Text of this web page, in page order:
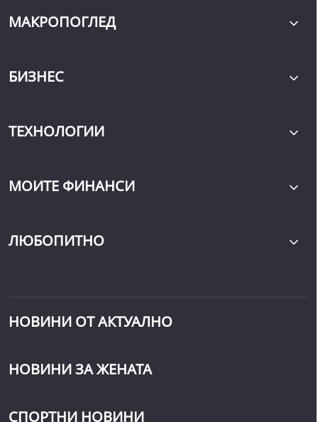
МАКРОПОГЛЕД
БИЗНЕС
ТЕХНОЛОГИИ
МОИТЕ ФИНАНСИ
ЛЮБОПИТНО
НОВИНИ ОТ АКТУАЛНО
НОВИНИ ЗА ЖЕНАТА
СПОРТНИ НОВИНИ